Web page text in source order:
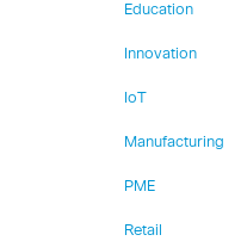
Education
Innovation
IoT
Manufacturing
PME
Retail